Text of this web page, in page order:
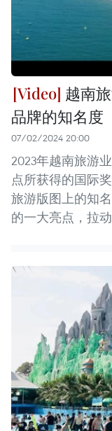
越南
品牌的知名度
07/02/2024 20:00
2023年越南旅游
点所获得的国际
旅游版图上的知
的一大亮点，拉